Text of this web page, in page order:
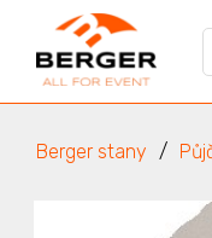
Berger stany